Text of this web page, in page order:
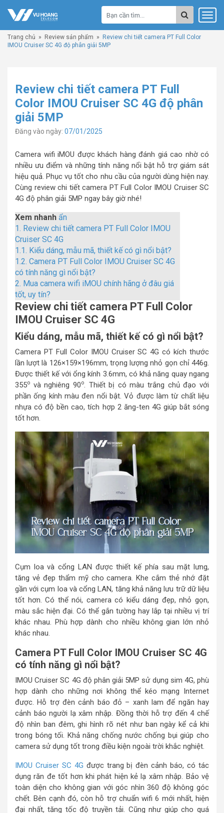
Trang chủ » Review sản phẩm »
Review chi tiết camera PT Full Color
IMOU Cruiser SC 4G độ phân giải 5MP
Review chi tiết camera PT Full
Color IMOU Cruiser SC 4G độ phân
giải 5MP
Đăng vào ngày: 07/01/2025
Camera wifi iMOU được khách hàng đánh giá cao nhờ có
nhiều ưu điểm và những tính năng nổi bật hỗ trợ giám sát
hiệu quả. Phục vụ tốt cho nhu cầu của người dùng hiện nay.
Cùng review chi tiết camera PT Full Color IMOU Cruiser SC
4G độ phân giải 5MP ngay bây giờ nhé!
Xem nhanh ẩn
1. Review chi tiết camera PT Full Color IMOU
Cruiser SC 4G
1.1. Kiểu dáng, mẫu mã, thiết kế có gì nổi bật?
1.2. Camera PT Full Color IMOU Cruiser SC 4G
có tính năng gì nổi bật?
2. Mua camera wifi iMOU chính hãng ở đâu giá
tốt, uy tín?
Review chi tiết camera PT Full Color
IMOU Cruiser SC 4G
Kiểu dáng, mẫu mã, thiết kế có gì nổi bật?
Camera PT Full Color IMOU Cruiser SC 4G có kích thước
lần lượt là 126×159×196mm, trọng lượng nhỏ gọn chỉ 446g.
Được thiết kế với ổng kính 3.6mm, có khả năng quay ngang
355o và nghiêng 90o. Thiết bị có màu trắng chủ đạo với
phần ống kính màu đen nổi bật. Vỏ được làm từ chất liệu
nhựa có độ bền cao, tích hợp 2 ăng-ten 4G giúp bắt sóng
tốt hơn.
Cụm loa và cổng LAN được thiết kế phía sau mặt lưng,
tăng vẻ đẹp thẩm mỹ cho camera. Khe cắm thẻ nhớ đặt
gần với cụm loa và cổng LAN, tăng khả năng lưu trữ dữ liệu
tốt hơn. Có thể nói, camera có kiểu dáng đẹp, nhỏ gọn,
màu sắc hiện đại. Có thể gắn tường hay lắp tại nhiều vị trí
khác nhau. Phù hợp dành cho nhiều không gian lớn nhỏ
khác nhau.
Camera PT Full Color IMOU Cruiser SC 4G
có tính năng gì nổi bật?
IMOU Cruiser SC 4G độ phân giải 5MP sử dụng sim 4G, phù
hợp dành cho những nơi không thể kéo mạng Internet
được. Hỗ trợ đèn cảnh báo đỏ – xanh lam để ngăn hay
cảnh báo người lạ xâm nhập. Đồng thời hỗ trợ đến 4 chế
độ nhìn ban đêm, ghi hình rõ nét như ban ngày kể cả khi
trong bóng tối. Khả năng chống nước chống bụi giúp cho
camera sử dụng tốt trong điều kiện ngoài trời khắc nghiệt.
IMOU Cruiser SC 4G được trang bị đèn cảnh báo, có tác
dụng răn đe tốt hơn khi phát hiện kẻ lạ xâm nhập. Bảo vệ
toàn diện cho không gian với góc nhìn 360 độ không góc
chết. Bên cạnh đó, còn hỗ trợ chuẩn wifi 6 mới nhất, hiện
đại nhất, tăng tốc độ truyền tải. Cũng như giúp cho quá